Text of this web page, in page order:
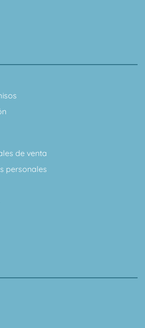
de venta
personales